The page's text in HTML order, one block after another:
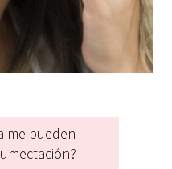
me pueden